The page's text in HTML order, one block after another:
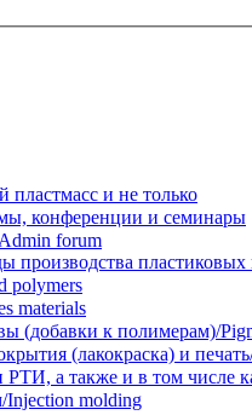
и не только
конференции и семинары
forum
производства
polymers
materials
к полимерам)/
(лакокраска) и
а также и в том числе
molding